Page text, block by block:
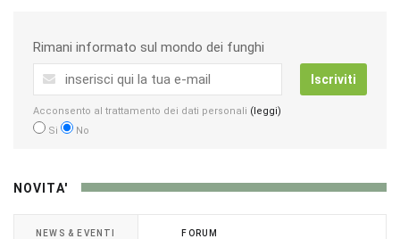
Rimani informato sul mondo dei funghi
Iscriviti
Acconsento al trattamento dei dati personali (leggi)
Si
No
NOVITA'
NEWS & EVENTI FORUM